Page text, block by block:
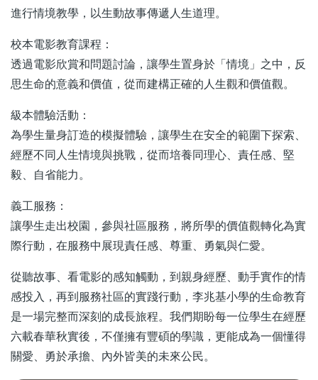
進行情境教學，以生動故事傳遞人生道理。
校本電影教育課程：
透過電影欣賞和問題討論，讓學生置身於「情境」之中，反
思生命的意義和價值，從而建構正確的人生觀和價值觀。
級本體驗活動：
為學生量身訂造的模擬體驗，讓學生在安全的範圍下探索、
經歷不同人生情境與挑戰，從而培養同理心、責任感、堅
毅、自省能力。
義工服務：
讓學生走出校園，參與社區服務，將所學的價值觀轉化為實
際行動，在服務中展現責任感、尊重、勇氣與仁愛。
從聽故事、看電影的感知觸動，到親身經歷、動手實作的情
感投入，再到服務社區的實踐行動，李兆基小學的生命教育
是一場完整而深刻的成長旅程。我們期盼每一位學生在經歷
六載春華秋實後，不僅擁有豐碩的學識，更能成為一個懂得
關愛、勇於承擔、內外皆美的未來公民。